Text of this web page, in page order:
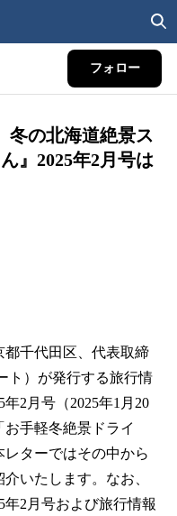
フォロー
冬の北海道絶景ス
』2025年2月号は
千代田区、代表取締
ト）が発行する旅行情
2月号（2025年1月20
手軽冬絶景ドライ
ターではその中から
いたします。なお、
2月号および旅行情報